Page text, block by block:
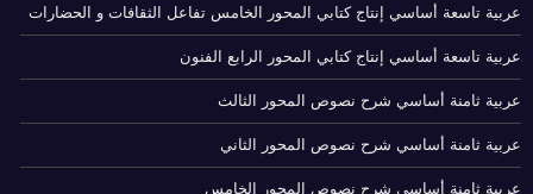
عربية تاسعة أساسي إنتاج كتابي المحور الخامس تفاعل الثقافات و الحضارات
عربية تاسعة أساسي إنتاج كتابي المحور الرابع الفنون
عربية ثامنة أساسي شرح نصوص المحور الثالث
عربية ثامنة أساسي شرح نصوص المحور الثاني
عربية ثامنة أساسي شرح نصوص المحور الخامس